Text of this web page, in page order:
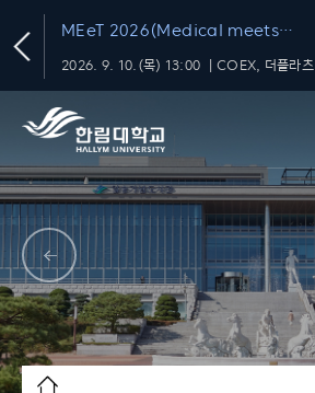
MEeT 2026(Medical meets
Technology 2026)
2026. 9. 10.(목) 13:00 ｜COEX, 더플라츠